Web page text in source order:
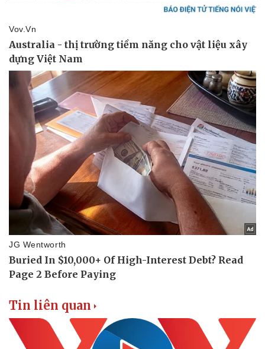
Vụ án
Tin nóng
Tư vấn luật
Việt Nam
Phân tích
Tin liên quan